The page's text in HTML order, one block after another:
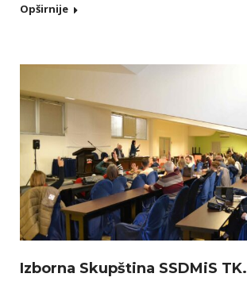
Opširnije
Izborna Skupština SSDMiS TK.